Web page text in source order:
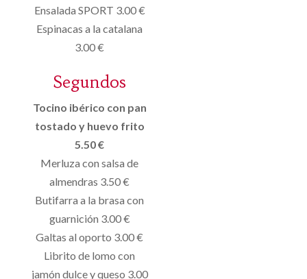
Ensalada SPORT 3.00 €
Espinacas a la catalana
3.00 €
Segundos
Tocino ibérico con pan
tostado y huevo frito
5.50 €
Merluza con salsa de
almendras 3.50 €
Butifarra a la brasa con
guarnición 3.00 €
Galtas al oporto 3.00 €
Librito de lomo con
jamón dulce y queso 3.00